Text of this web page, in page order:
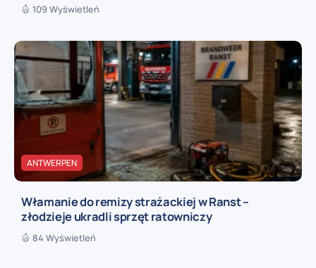
109 Wyświetleń
ANTWERPEN
Włamanie do remizy strażackiej w Ranst –
złodzieje ukradli sprzęt ratowniczy
84 Wyświetleń